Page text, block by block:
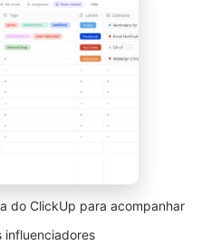
do ClickUp para acompanhar
influenciadores